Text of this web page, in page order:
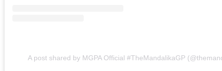
A post shared by MGPA Official #TheMandalikaGP